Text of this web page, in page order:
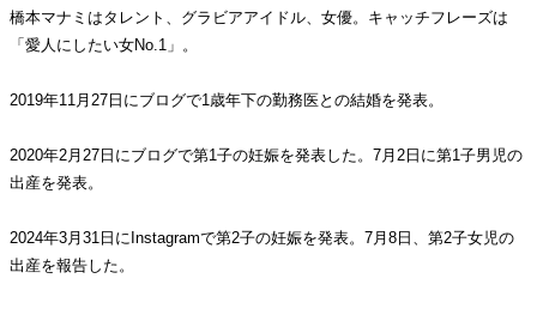
橋本マナミはタレント、グラビアアイドル、女優。キャッチフレーズは
「愛人にしたい女No.1」。
2019年11月27日にブログで1歳年下の勤務医との結婚を発表。
2020年2月27日にブログで第1子の妊娠を発表した。7月2日に第1子男児の
出産を発表。
2024年3月31日にInstagramで第2子の妊娠を発表。7月8日、第2子女児の
出産を報告した。